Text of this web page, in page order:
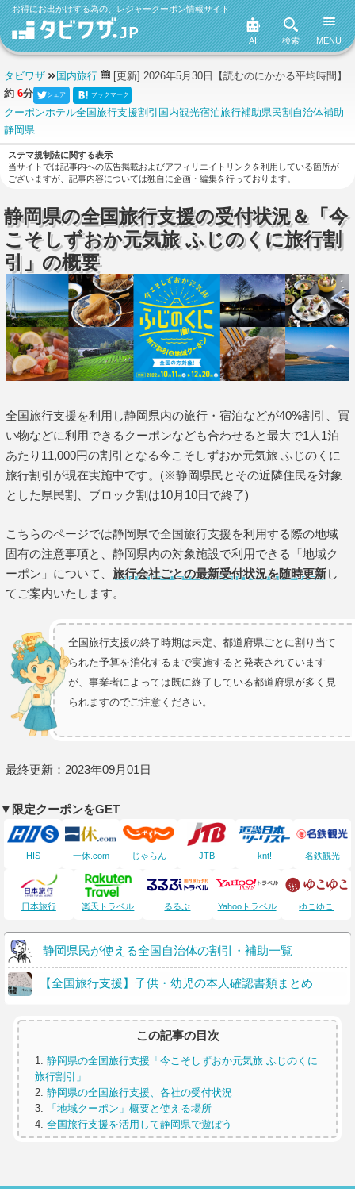
お得にお出かけする為の、レジャークーポン情報サイト
AI 検索 MENU
タビワザ 国内旅行 [更新] 2026年5月30日
【読むのにかかる平均時間】
約 6分 シェア ブックマーク
クーポンホテル全国旅行支援割引 国内観光宿泊旅行補助県民割 自治体補助
静岡県
ステマ規制法に関する表示
当サイトでは記事内への広告掲載およびアフィリエイトリンクを利用している箇所が
ございますが、記事内容については独自に企画・編集を行っております。
静岡県の全国旅行支援の受付状況＆「今
こそしずおか元気旅 ふじのくに旅行割
引」の概要
全国旅行支援を利用し静岡県内の旅行・宿泊などが40%割引、買
い物などに利用できるクーポンなども合わせると最大で1人1泊
あたり11,000円の割引となる今こそしずおか元気旅 ふじのくに
旅行割引が現在実施中です。(※静岡県民とその近隣住民を対象
とした県民割、ブロック割は10月10日で終了)
こちらのページでは静岡県で全国旅行支援を利用する際の地域
固有の注意事項と、静岡県内の対象施設で利用できる「地域ク
ーポン」について、 旅行会社ごとの最新受付状況を随時更新し
てご案内いたします。
全国旅行支援の終了時期は未定、都道府県ごとに割り当て
られた予算を消化するまで実施すると発表されています
が、事業者によっては既に終了している都道府県が多く見
られますのでご注意ください。
最終更新：2023年09月01日
▼限定クーポンをGET
HIS 一休.com じゃらん JTB knt! 名鉄観光
日本旅行 楽天トラベル るるぶ Yahooトラベル ゆこゆこ
静岡県民が使える全国自治体の割引・補助一覧
【全国旅行支援】子供・幼児の本人確認書類まとめ
この記事の目次
静岡県の全国旅行支援「今こそしずおか元気旅 ふじのくに
旅行割引」
静岡県の全国旅行支援、各社の受付状況
「地域クーポン」概要と使える場所
全国旅行支援を活用して静岡県で遊ぼう